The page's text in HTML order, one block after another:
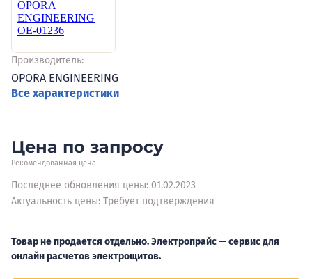
Производитель:
OPORA ENGINEERING
Все характеристики
Цена по запросу
Рекомендованная цена
Последнее обновления цены: 01.02.2023
Актуальность цены: Требует подтверждения
Товар не продается отдельно. Электропрайс — сервис для
онлайн расчетов электрощитов.